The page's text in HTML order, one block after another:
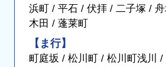
浜町 / 平石 / 伏拝 / 二子塚 /
木田 / 蓬莱町
【ま行】
町庭坂 / 松川町 / 松川町浅川